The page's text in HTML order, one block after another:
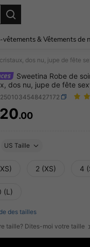
vêtements & Vêtements de
dos nu, jupe de fête
Sweetina Robe de
dos nu, jupe de fête
scolaire
AND
.00
US Taille
2 (XS) 4
(L)
des tailles
taille? Dites-moi votre taille